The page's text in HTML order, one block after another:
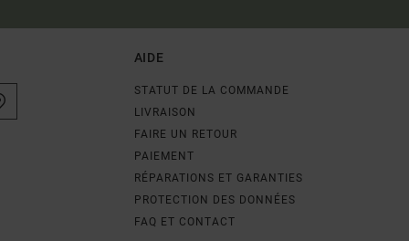
AIDE
STATUT DE LA COMMANDE
LIVRAISON
FAIRE UN RETOUR
PAIEMENT
RÉPARATIONS ET GARANTIES
PROTECTION DES DONNÉES
FAQ ET CONTACT